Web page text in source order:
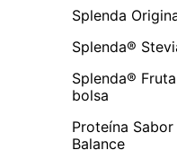
Splenda
Splenda®
Splenda®
bolsa
Proteína
Balance